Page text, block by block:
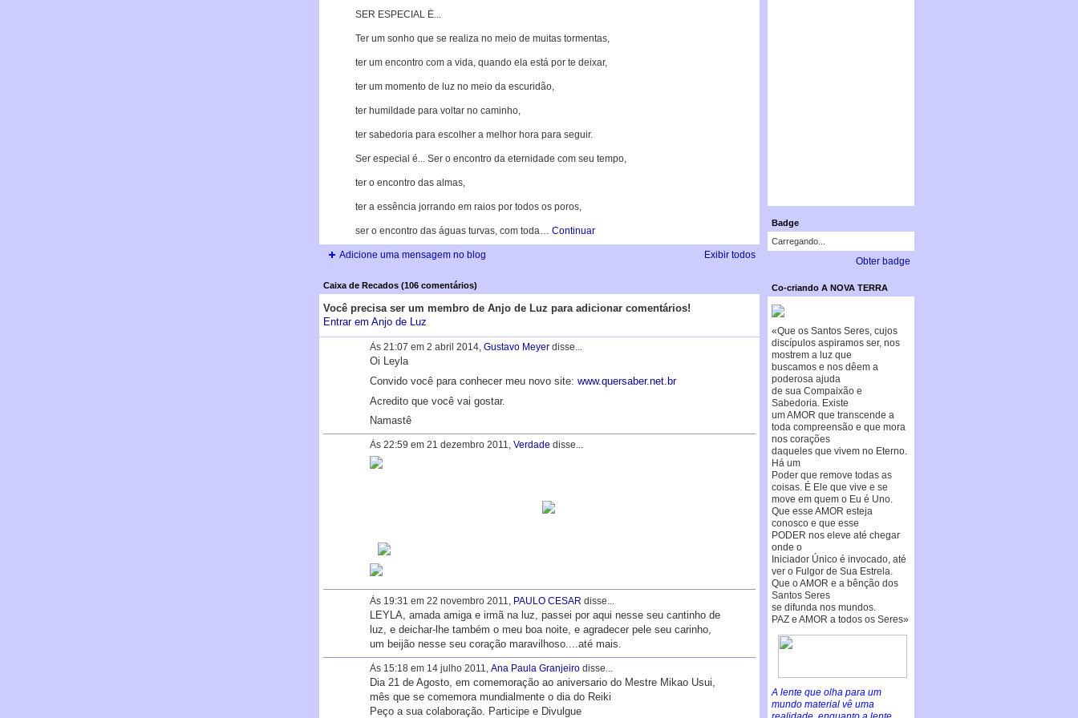
SER ESPECIAL É...
Ter um sonho que se realiza no meio de muitas tormentas,
ter um encontro com a vida, quando ela está por te deixar,
ter um momento de luz no meio da escuridão,
ter humildade para voltar no caminho,
ter sabedoria para escolher a melhor hora para seguir.
Ser especial é... Ser o encontro da eternidade com seu tempo,
ter o encontro das almas,
ter a essência jorrando em raios por todos os poros,
ser o encontro das águas turvas, com toda… Continuar
Adicione uma mensagem no blog Exibir todos
Caixa de Recados (106 comentários)
Você precisa ser um membro de Anjo de Luz para adicionar comentários!
Entrar em Anjo de Luz
Às 21:07 em 2 abril 2014, Gustavo Meyerdisse...
Oi Leyla
Convido você para conhecer meu novo site: www.quersaber.net.br
Acredito que você vai gostar.
Namastê
Às 22:59 em 21 dezembro 2011, Verdade disse...
Às 19:31 em 22 novembro 2011, PAULO CESAR disse...
LEYLA, amada amiga e irmã na luz, passei por aqui nesse seu cantinho de
luz, e deichar-lhe também o meu boa noite, e agradecer pele seu carinho,
um beijão nesse seu coração maravilhoso....até mais.
Às 15:18 em 14 julho 2011, Ana Paula Granjeirodisse...
Dia 21 de Agosto, em comemoração ao aniversario do Mestre Mikao Usui,
mês que se comemora mundialmente o dia do Reiki
Peço a sua colaboração. Participe e Divulgue
Badge
Carregando...
Obter badge
Co-criando A NOVA TERRA
«Que os Santos Seres, cujos
discípulos aspiramos ser, nos
mostrem a luz que
buscamos e nos dêem a
poderosa ajuda
de sua Compaixão e
Sabedoria. Existe
um AMOR que transcende a
toda compreensão e que mora
nos corações
daqueles que vivem no Eterno.
Há um
Poder que remove todas as
coisas. É Ele que vive e se
move em quem o Eu é Uno.
Que esse AMOR esteja
conosco e que esse
PODER nos eleve até chegar
onde o
Iniciador Único é invocado, até
ver o Fulgor de Sua Estrela.
Que o AMOR e a bênção dos
Santos Seres
se difunda nos mundos.
PAZ e AMOR a todos os Seres»
A lente que olha para um
mundo material vê uma